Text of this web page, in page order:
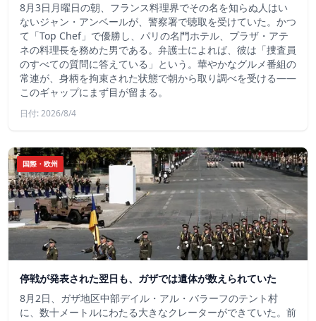
8月3日月曜日の朝、フランス料理界でその名を知らぬ人はい
ないジャン・アンベールが、警察署で聴取を受けていた。かつ
て「Top Chef」で優勝し、パリの名門ホテル、プラザ・アテ
ネの料理長を務めた男である。弁護士によれば、彼は「捜査員
のすべての質問に答えている」という。華やかなグルメ番組の
常連が、身柄を拘束された状態で朝から取り調べを受ける――
このギャップにまず目が留まる。
日付: 2026/8/4
国際・欧州
停戦が発表された翌日も、ガザでは遺体が数えられていた
8月2日、ガザ地区中部デイル・アル・バラーフのテント村
に、数十メートルにわたる大きなクレーターができていた。前